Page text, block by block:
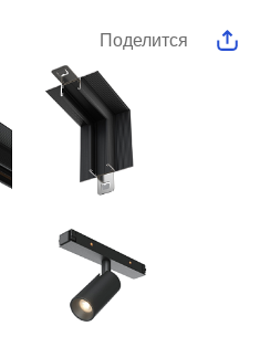
Поделится